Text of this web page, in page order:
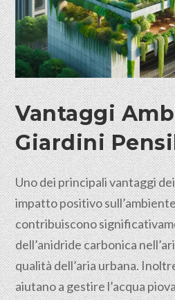
Vantaggi
Giardini
Uno dei principali vantaggi
impatto positivo
contribuiscono
dell’anidride carbonica
qualità dell’aria urbana.
aiutano a gestire l’acqua